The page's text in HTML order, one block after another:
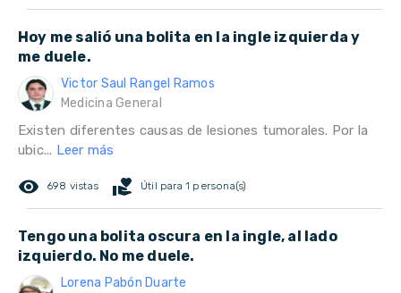
Hoy me salió una bolita en la ingle izquierda y
me duele.
Victor Saul Rangel Ramos
Medicina General
Existen diferentes causas de lesiones tumorales. Por la
ubic... Leer más
remove_red_eye 698 vistas volunteer_activism Útil para 1 persona(s)
Tengo una bolita oscura en la ingle, al lado
izquierdo. No me duele.
Lorena Pabón Duarte